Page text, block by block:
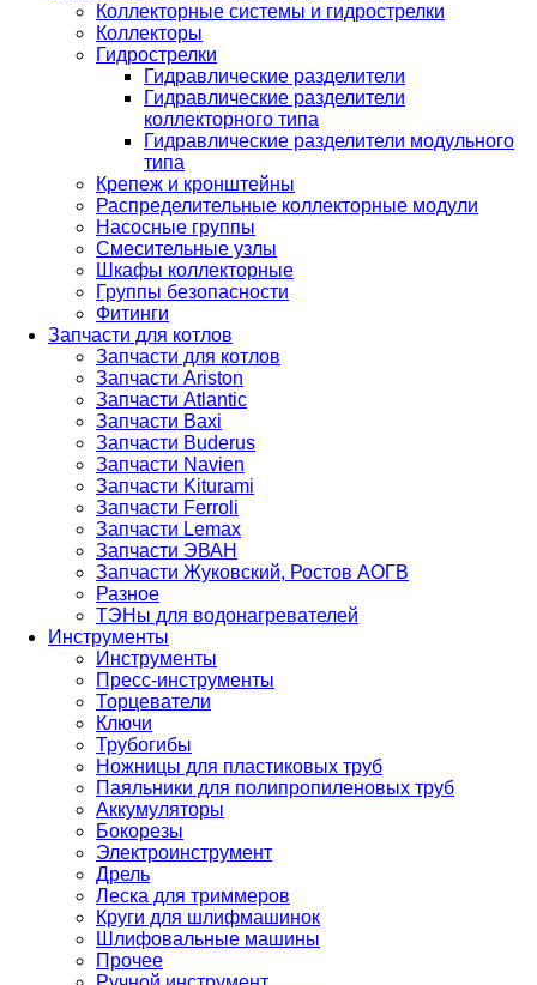
Коллекторные системы и гидрострелки
Коллекторы
Гидрострелки
Гидравлические разделители
Гидравлические разделители
коллекторного типа
Гидравлические разделители модульного
типа
Крепеж и кронштейны
Распределительные коллекторные модули
Насосные группы
Смесительные узлы
Шкафы коллекторные
Группы безопасности
Фитинги
Запчасти для котлов
Запчасти для котлов
Запчасти Ariston
Запчасти Atlantic
Запчасти Baxi
Запчасти Buderus
Запчасти Navien
Запчасти Kiturami
Запчасти Ferroli
Запчасти Lemax
Запчасти ЭВАН
Запчасти Жуковский, Ростов АОГВ
Разное
ТЭНы для водонагревателей
Инструменты
Инструменты
Пресс-инструменты
Торцеватели
Ключи
Трубогибы
Ножницы для пластиковых труб
Паяльники для полипропиленовых труб
Аккумуляторы
Бокорезы
Электроинструмент
Дрель
Леска для триммеров
Круги для шлифмашинок
Шлифовальные машины
Прочее